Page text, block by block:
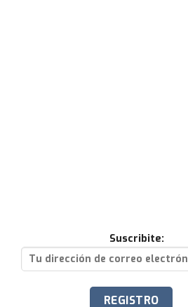
Suscribite: